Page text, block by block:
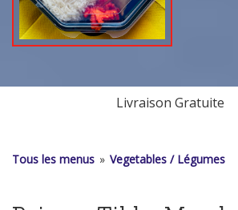
Livraison Gratuite
Tous les menus » Vegetables / Légumes